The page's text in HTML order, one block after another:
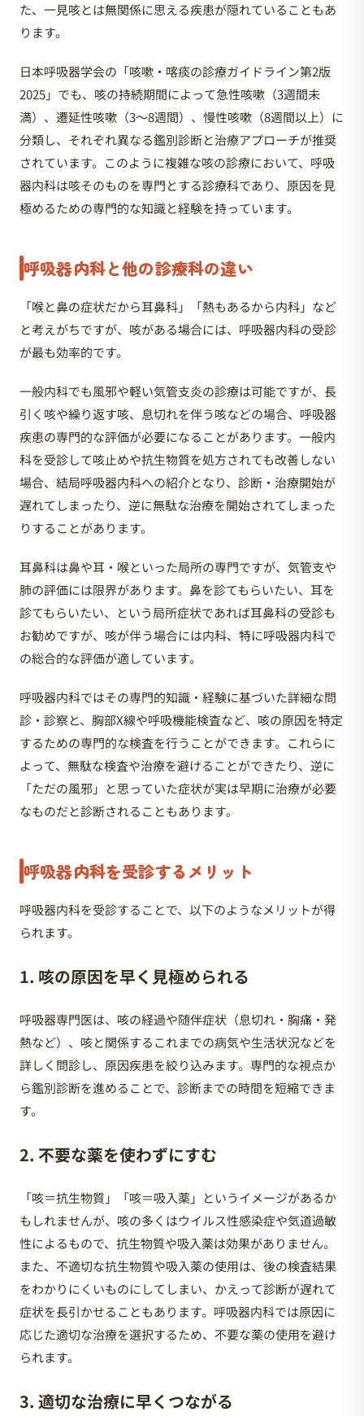
た、一見咳とは無関係に思える疾患が隠れていることもあ
ります。
日本呼吸器学会の「咳嗽・喀痰の診療ガイドライン第2版
2025」でも、咳の持続期間によって急性咳嗽（3週間未
満）、遷延性咳嗽（3〜8週間）、慢性咳嗽（8週間以上）に
分類し、それぞれ異なる鑑別診断と治療アプローチが推奨
されています。このように複雑な咳の診療において、呼吸
器内科は咳そのものを専門とする診療科であり、原因を見
極めるための専門的な知識と経験を持っています。
呼吸器内科と他の診療科の違い
「喉と鼻の症状だから耳鼻科」「熱もあるから内科」など
と考えがちですが、咳がある場合には、呼吸器内科の受診
が最も効率的です。
一般内科でも風邪や軽い気管支炎の診療は可能ですが、長
引く咳や繰り返す咳、息切れを伴う咳などの場合、呼吸器
疾患の専門的な評価が必要になることがあります。一般内
科を受診して咳止めや抗生物質を処方されても改善しない
場合、結局呼吸器内科への紹介となり、診断・治療開始が
遅れてしまったり、逆に無駄な治療を開始されてしまった
りすることがあります。
耳鼻科は鼻や耳・喉といった局所の専門ですが、気管支や
肺の評価には限界があります。鼻を診てもらいたい、耳を
診てもらいたい、という局所症状であれば耳鼻科の受診も
お勧めですが、咳が伴う場合には内科、特に呼吸器内科で
の総合的な評価が適しています。
呼吸器内科ではその専門的知識・経験に基づいた詳細な問
診・診察と、胸部X線や呼吸機能検査など、咳の原因を特定
するための専門的な検査を行うことができます。これらに
よって、無駄な検査や治療を避けることができたり、逆に
「ただの風邪」と思っていた症状が実は早期に治療が必要
なものだと診断されることもあります。
呼吸器内科を受診するメリット
呼吸器内科を受診することで、以下のようなメリットが得
られます。
1. 咳の原因を早く見極められる
呼吸器専門医は、咳の経過や随伴症状（息切れ・胸痛・発
熱など）、咳と関係するこれまでの病気や生活状況などを
詳しく問診し、原因疾患を絞り込みます。専門的な視点か
ら鑑別診断を進めることで、診断までの時間を短縮できま
す。
2. 不要な薬を使わずにすむ
「咳＝抗生物質」「咳＝吸入薬」というイメージがあるか
もしれませんが、咳の多くはウイルス性感染症や気道過敏
性によるもので、抗生物質や吸入薬は効果がありません。
また、不適切な抗生物質や吸入薬の使用は、後の検査結果
をわかりにくいものにしてしまい、かえって診断が遅れて
症状を長引かせることもあります。呼吸器内科では原因に
応じた適切な治療を選択するため、不要な薬の使用を避け
られます。
3. 適切な治療に早くつながる